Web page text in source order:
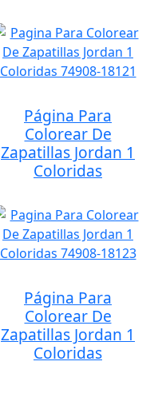
Página Para
Colorear De
Zapatillas Jordan 1
Coloridas
Página Para
Colorear De
Zapatillas Jordan 1
Coloridas